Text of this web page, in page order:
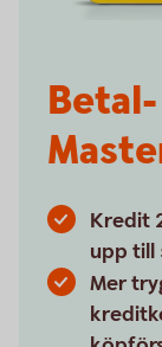
Kredit
upp till
Mer